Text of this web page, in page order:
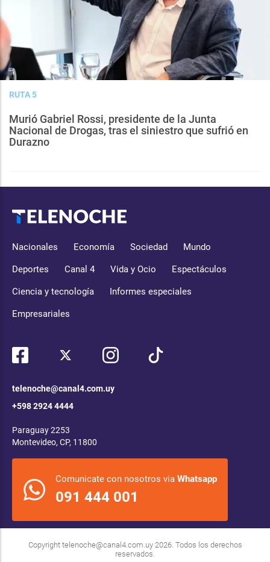
RUTA 5
Murió Gabriel Rossi, presidente de la Junta
Nacional de Drogas, tras el siniestro que sufrió en
Durazno
Nacionales Economía Sociedad Mundo
Deportes Canal 4 Vida y Ocio Espectáculos
Ciencia y tecnología Informes especiales
Empresariales
telenoche@canal4.com.uy
+598 2924 4444
Paraguay 2253
Montevideo, CP, 11800
Comunicate con nosotros via Whatsapp
091 444 001
Copyright telenoche@canal4.com.uy2026. Todos los derechos
reservados.